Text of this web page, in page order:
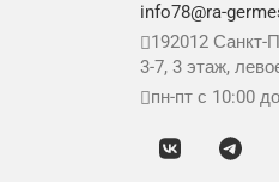
info78@ra-
192012 Санкт-
3-7, 3 этаж,
пн-пт с 10:00